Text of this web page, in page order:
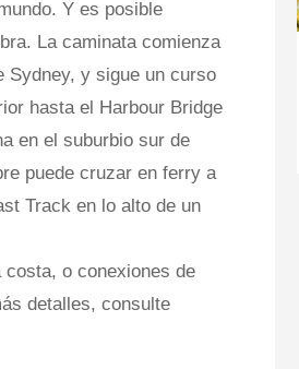
Y es posible
La caminata comienza
Sydney, y sigue un curso
hasta el Harbour Bridge
en el suburbio sur de
puede cruzar en ferry a
Track en lo alto de un
costa, o conexiones de
detalles, consulte